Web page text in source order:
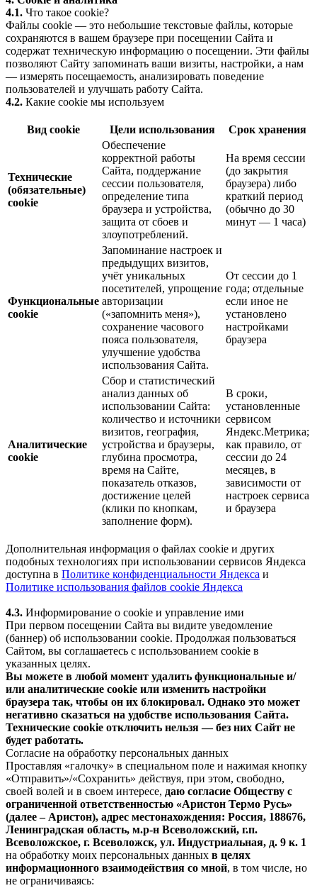
4.1. Что такое cookie?
Файлы cookie — это небольшие текстовые файлы, которые
сохраняются в вашем браузере при посещении Сайта и
содержат техническую информацию о посещении. Эти файлы
позволяют Сайту запоминать ваши визиты, настройки, а нам
— измерять посещаемость, анализировать поведение
пользователей и улучшать работу Сайта.
4.2. Какие cookie мы используем
Вид cookie Цели использования Срок хранения
Технические
(обязательные)
cookie
Обеспечение
корректной работы
Сайта, поддержание
сессии пользователя,
определение типа
браузера и устройства,
защита от сбоев и
злоупотреблений.
На время сессии
(до закрытия
браузера) либо
краткий период
(обычно до 30
минут — 1 часа)
Функциональные
cookie
Запоминание настроек и
предыдущих визитов,
учёт уникальных
посетителей, упрощение
авторизации
(«запомнить меня»),
сохранение часового
пояса пользователя,
улучшение удобства
использования Сайта.
От сессии до 1
года; отдельные
если иное не
установлено
настройками
браузера
Аналитические
cookie
Сбор и статистический
анализ данных об
использовании Сайта:
количество и источники
визитов, география,
устройства и браузеры,
глубина просмотра,
время на Сайте,
показатель отказов,
достижение целей
(клики по кнопкам,
заполнение форм).
В сроки,
установленные
сервисом
Яндекс.Метрика;
как правило, от
сессии до 24
месяцев, в
зависимости от
настроек сервиса
и браузера
Дополнительная информация о файлах cookie и других
подобных технологиях при использовании сервисов Яндекса
доступна в Политике конфиденциальности Яндекса и
Политике использования файлов cookie Яндекса
4.3. Информирование о cookie и управление ими
При первом посещении Сайта вы видите уведомление
(баннер) об использовании cookie. Продолжая пользоваться
Сайтом, вы соглашаетесь с использованием cookie в
указанных целях.
Вы можете в любой момент удалить функциональные и/
или аналитические cookie или изменить настройки
браузера так, чтобы он их блокировал. Однако это может
негативно сказаться на удобстве использования Сайта.
Технические cookie отключить нельзя — без них Сайт не
будет работать.
Согласие на обработку персональных данных
Проставляя «галочку» в специальном поле и нажимая кнопку
«Отправить»/«Сохранить» действуя, при этом, свободно,
своей волей и в своем интересе, даю согласие Обществу с
ограниченной ответственностью «Аристон Термо Русь»
(далее – Аристон), адрес местонахождения: Россия, 188676,
Ленинградская область, м.р-н Всеволожский, г.п.
Всеволожское, г. Всеволожск, ул. Индустриальная, д. 9 к. 1
на обработку моих персональных данных в целях
информационного взаимодействия со мной, в том числе, но
не ограничиваясь: